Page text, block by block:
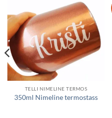
TELLI NIMELINE TERMOS
350ml Nimeline termostass